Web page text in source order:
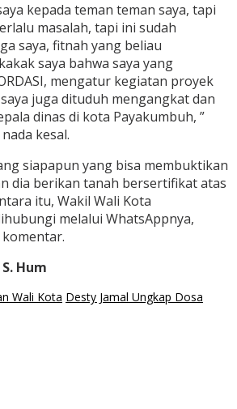
kepada teman teman saya, tapi
masalah, tapi ini sudah
saya, fitnah yang beliau
saya bahwa saya yang
mengatur kegiatan proyek
juga dituduh mengangkat dan
dinas di kota Payakumbuh, ”
kesal.
siapapun yang bisa membuktikan
dia berikan tanah bersertifikat atas
itu, Wakil Wali Kota
melalui WhatsAppnya,
Hum
Wali Kota Desty Jamal Ungkap Dosa